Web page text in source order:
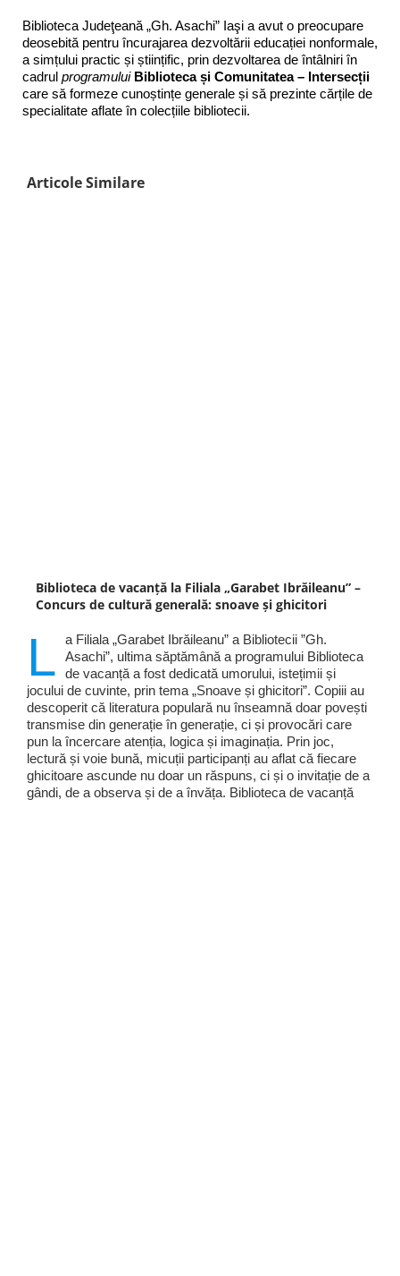
Biblioteca Judeţeană „Gh. Asachi” Iaşi a avut o preocupare
deosebită pentru încurajarea dezvoltării educației nonformale,
a simțului practic și științific, prin dezvoltarea de întâlniri în
cadrul programuluiBiblioteca și Comunitatea – Intersecții
care să formeze cunoștințe generale și să prezinte cărțile de
specialitate aflate în colecțiile bibliotecii.
Articole Similare
Biblioteca de vacanță la Filiala „Garabet Ibrăileanu” –
Concurs de cultură generală: snoave și ghicitori
L
a Filiala „Garabet Ibrăileanu” a Bibliotecii ”Gh.
Asachi”, ultima săptămână a programului Biblioteca
de vacanță a fost dedicată umorului, istețimii și
jocului de cuvinte, prin tema „Snoave și ghicitori”. Copiii au
descoperit că literatura populară nu înseamnă doar povești
transmise din generație în generație, ci și provocări care
pun la încercare atenția, logica și imaginația. Prin joc,
lectură și voie bună, micuții participanți au aflat că fiecare
ghicitoare ascunde nu doar un răspuns, ci și o invitație de a
gândi, de a observa și de a învăța. Biblioteca de vacanță